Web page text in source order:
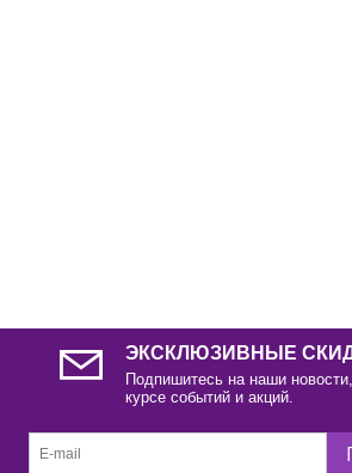
ЭКСКЛЮЗИВНЫЕ
Подпишитесь на наши
курсе событий и акций.